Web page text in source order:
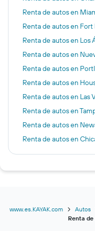
Renta de autos en
Renta de autos en
Renta de autos en Los
Renta de autos en
Renta de autos en
Renta de autos en
Renta de autos en Las
Renta de autos en
Renta de autos en
Renta de autos en
Renta de autos en
Renta de autos en
Renta de autos en
www.es.KAYAK.com Autos
Renta